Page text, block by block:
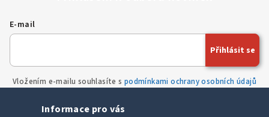
E-mail
Vložením e-mailu souhlasíte s podmínkami ochrany osobních údajů
Přihlásit se
Informace pro vás